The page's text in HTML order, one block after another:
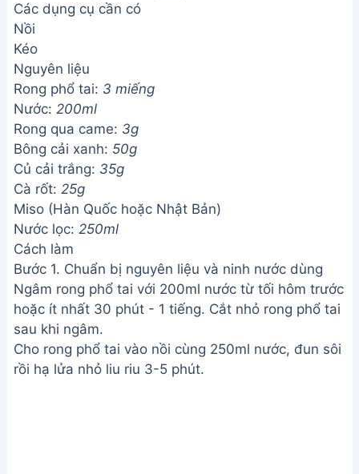
Các dụng cụ cần có
Nồi
Kéo
Nguyên liệu
Rong phổ tai: 3 miếng
Nước: 200ml
Rong qua came: 3g
Bông cải xanh: 50g
Củ cải trắng: 35g
Cà rốt: 25g
Miso (Hàn Quốc hoặc Nhật Bản)
Nước lọc: 250ml
Cách làm
Bước 1. Chuẩn bị nguyên liệu và ninh nước dùng
Ngâm rong phổ tai với 200ml nước từ tối hôm trước
hoặc ít nhất 30 phút - 1 tiếng. Cắt nhỏ rong phổ tai
sau khi ngâm.
Cho rong phổ tai vào nồi cùng 250ml nước, đun sôi
rồi hạ lửa nhỏ liu riu 3-5 phút.